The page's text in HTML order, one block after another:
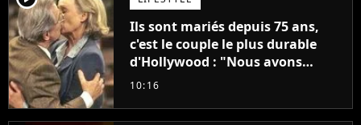
Ils sont mariés depuis 75 ans,
c'est le couple le plus durable
d'Hollywood : "Nous avons
avancé jour après jour, et les
décennies"
10:16